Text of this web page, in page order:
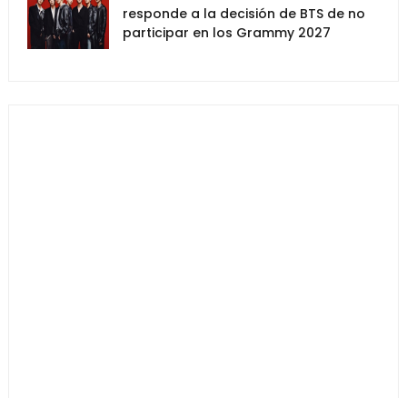
responde a la decisión de BTS de no
participar en los Grammy 2027